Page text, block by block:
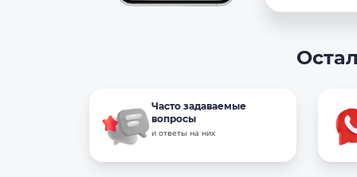
Часто задаваемые
вопросы
и ответы на них